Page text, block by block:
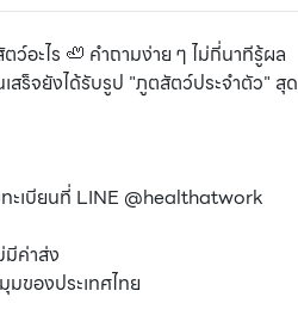
อะไร 🦥 คำถามง่าย ๆ ไม่กี่นาทีรู้ผล
เสร็จยังได้รับรูป "ภูตสัตว์ประจำตัว" สุด
ะเบียนที่ LINE @healthatwork
มีค่าส่ง
ของประเทศไทย